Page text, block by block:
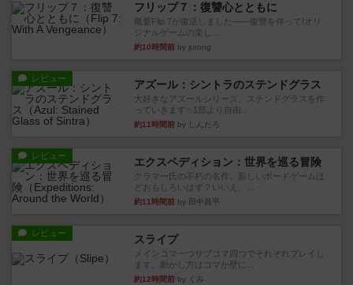
フリップ７：復讐心とともに
概要Flip 7が復活しました――復讐を伴って!オリ
ジナルゲームの楽し...
約10時間前 by jurong
レビュー アズール：シントラのステンドグラス
大好きなアズールシリーズ。ステンドグラスを作
っていきます✨1部より自由...
約11時間前 by しんたろ
レビュー エクスペディション：世界を巡る冒険
クラマー氏の不朽の名作。新しいボードゲームほ
どおもしろいはず？いいえ。...
約11時間前 by 田中昌平
レビュー スライプ
メインコマ一つサブコマ四つでそれぞれプレイし
ます。動かし方はコマか壁に...
約12時間前 by くみ